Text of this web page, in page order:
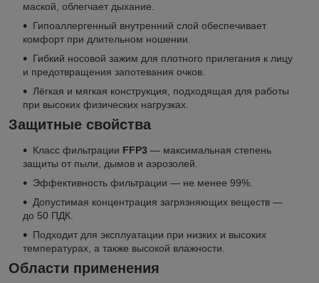
маской, облегчает дыхание.
Гипоаллергенный внутренний слой обеспечивает
комфорт при длительном ношении.
Гибкий носовой зажим для плотного прилегания к лицу
и предотвращения запотевания очков.
Лёгкая и мягкая конструкция, подходящая для работы
при высоких физических нагрузках.
Защитные свойства
Класс фильтрации FFP3 — максимальная степень
защиты от пыли, дымов и аэрозолей.
Эффективность фильтрации — не менее 99%.
Допустимая концентрация загрязняющих веществ —
до 50 ПДК.
Подходит для эксплуатации при низких и высоких
температурах, а также высокой влажности.
Области применения